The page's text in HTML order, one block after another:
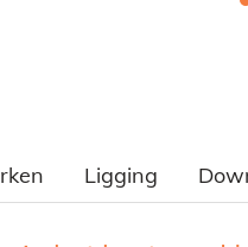
Ligging